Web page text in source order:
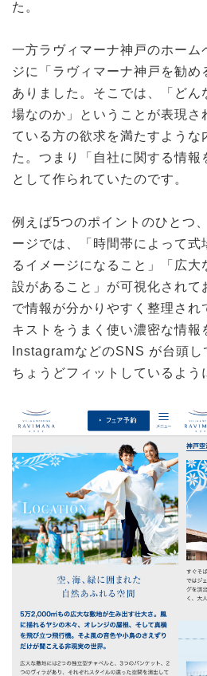
た。
一方ラヴィマーナ神戸のホーム
ジに「ラヴィマーナ神戸を勧め
ありました。そこでは、「どん
場なのか」ということが表現さ
ている方の欲求を満たすような
た。つまり「自社に関する情報
として作られていたのです。
例えば5つのポイントのひとつ
ージでは、「時間帯によって式
るイメージになること」「広大
設があること」が可視化されて
で情報が分かりやすく整理され
キストをうまく使い濃密な情報
InstagramなどのSNS が台頭し
ちょうどフィットしているよう